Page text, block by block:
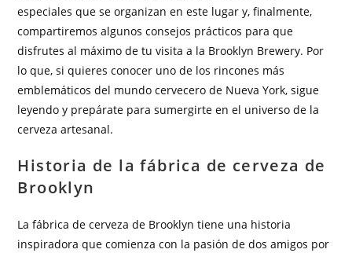
especiales que se organizan en este lugar y, finalmente,
compartiremos algunos consejos prácticos para que
disfrutes al máximo de tu visita a la Brooklyn Brewery. Por
lo que, si quieres conocer uno de los rincones más
emblemáticos del mundo cervecero de Nueva York, sigue
leyendo y prepárate para sumergirte en el universo de la
cerveza artesanal.
Historia de la fábrica de cerveza de
Brooklyn
La fábrica de cerveza de Brooklyn tiene una historia
inspiradora que comienza con la pasión de dos amigos por